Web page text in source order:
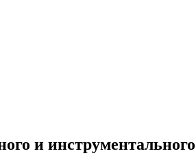
и инструментального